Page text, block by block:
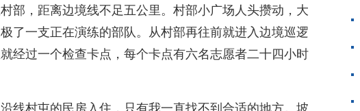
部，距离边境线不足五公里。村部小广场人头攒动，大
了一支正在演练的部队。从村部再往前就进入边境巡逻
经过一个检查卡点，每个卡点有六名志愿者二十四小时
线村屯的民房入住，只有我一直找不到合适的地方。坡